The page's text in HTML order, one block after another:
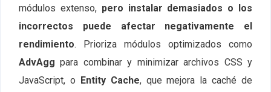
módulos extenso, pero instalar demasiados o los
incorrectos puede afectar negativamente el
rendimiento. Prioriza módulos optimizados como
AdvAgg para combinar y minimizar archivos CSS y
JavaScript, o
Entity Cache, que mejora la caché de